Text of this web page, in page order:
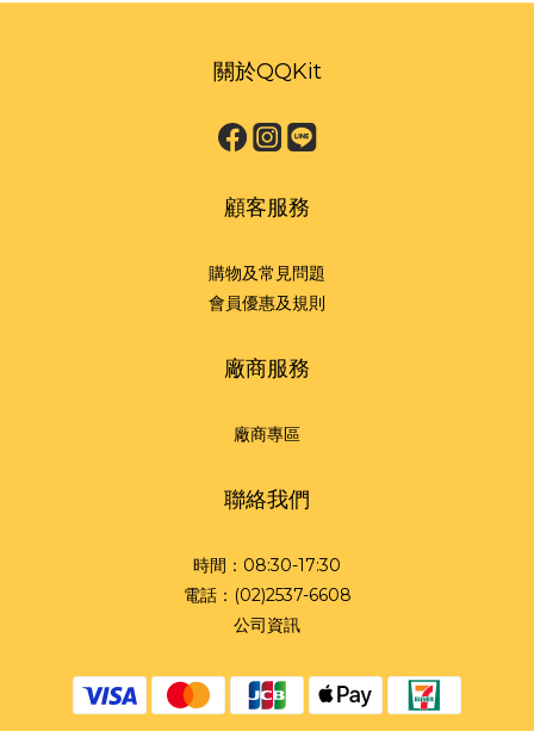
關於QQKit
顧客服務
購物及常見問題
會員優惠及規則
廠商服務
廠商專區
聯絡我們
時間：08:30-17:30
電話：(02)2537-6608
公司資訊